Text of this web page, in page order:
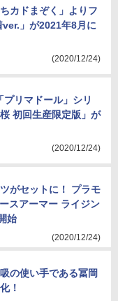
カドまぞく」よりフ
ver.」が2021年8月に
(2020/12/24)
リマドール」シリ
初回生産限定版」が
(2020/12/24)
がセットに！ プラモ
スアーマー ライジン
始
(2020/12/24)
の使い手である冨岡
！